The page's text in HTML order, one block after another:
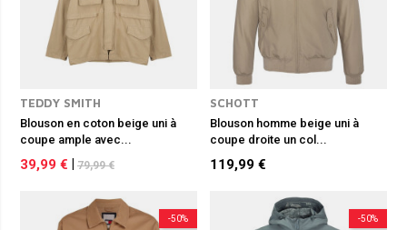
TEDDY SMITH
Blouson en coton beige uni à
coupe ample avec...
39,99 € 79,99 €
SCHOTT
Blouson homme beige uni à
coupe droite un col...
119,99 €
-50% -50%